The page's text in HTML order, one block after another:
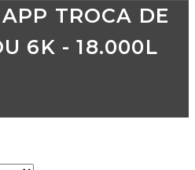
TROCA DE
6K - 18.000L